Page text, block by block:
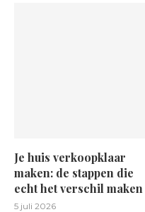
Je huis verkoopklaar
maken: de stappen die
echt het verschil maken
5 juli 2026